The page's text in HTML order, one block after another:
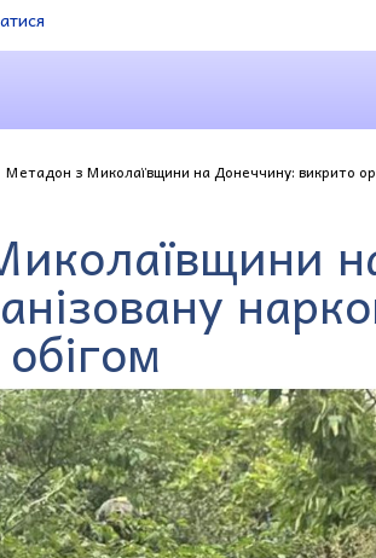
Метадон з Миколаївщини на Донеччину: викрито